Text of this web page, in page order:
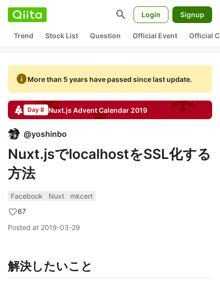
search Login Signup
Trend Stock List Question Official Event Official
infoMore than 5 years have passed since last update.
Day 8 Nuxt.js Advent Calendar 2019
@yoshinbo
Nuxt.jsでlocalhostをSSL化する
方法
Facebook Nuxt
mkcert
67
Posted at 2019-03-29
解決したいこと